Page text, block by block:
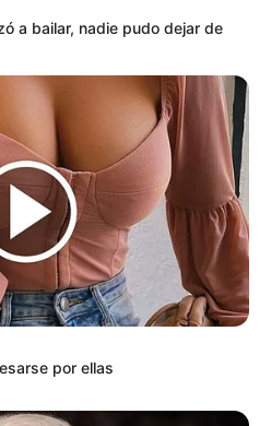
a bailar, nadie pudo dejar de
por ellas